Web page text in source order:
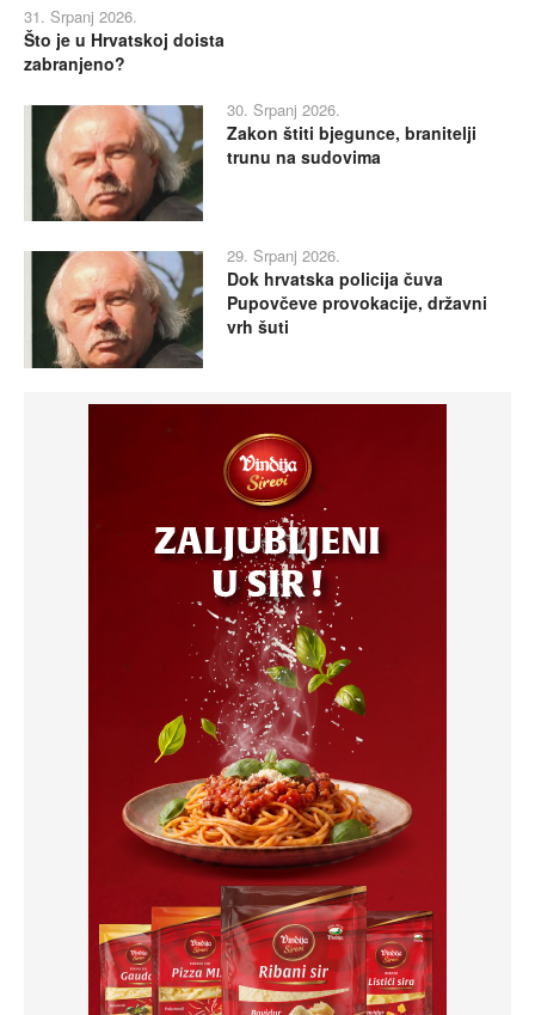
31. Srpanj 2026.
Što je u Hrvatskoj doista
zabranjeno?
30. Srpanj 2026.
Zakon štiti bjegunce, branitelji
trunu na sudovima
29. Srpanj 2026.
Dok hrvatska policija čuva
Pupovčeve provokacije, državni
vrh šuti